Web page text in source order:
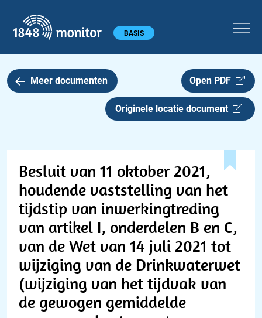
Hoofdmenu BASIS
Meer documenten Open PDF
Originele locatie document
Besluit van 11 oktober 2021,
houdende vaststelling van het
tijdstip van inwerkingtreding
van artikel I, onderdelen B en C,
van de Wet van 14 juli 2021 tot
wijziging van de Drinkwaterwet
(wijziging van het tijdvak van
de gewogen gemiddelde